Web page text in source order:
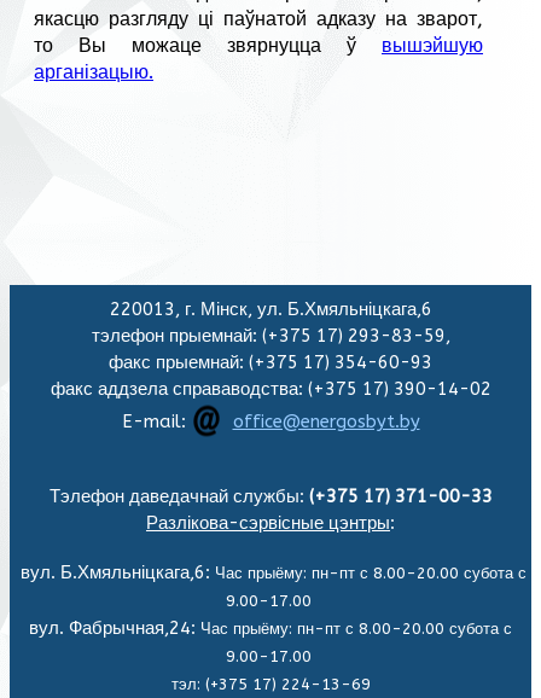
якасцю разгляду ці паўнатой адказу на зварот,
то Вы можаце звярнуцца ў вышэйшую
арганізацыю.
220013, г. Мінск, ул. Б.Хмяльніцкага,6
тэлефон прыемнай: (+375 17) 293-83-59,
факс прыемнай: (+375 17) 354-60-93
факс аддзела справаводства: (+375 17) 390-14-02
E-mail:
office@energosbyt.by
Тэлефон даведачнай службы: (+375 17) 371-00-33
Разлікова-сэрвісные цэнтры:
вул. Б.Хмяльніцкага,6: Час прыёму: пн-пт с 8.00-20.00 субота с
9.00-17.00
вул. Фабрычная,24: Час прыёму: пн-пт с 8.00-20.00 субота с
9.00-17.00
тэл: (+375 17) 224-13-69